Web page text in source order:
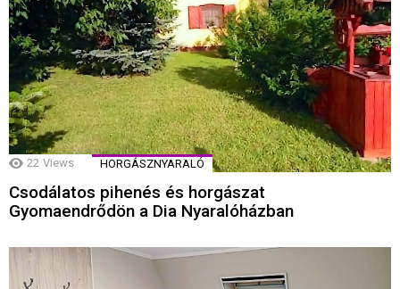
22 Views HORGÁSZNYARALÓ
Csodálatos pihenés és horgászat
Gyomaendrődön a Dia Nyaralóházban